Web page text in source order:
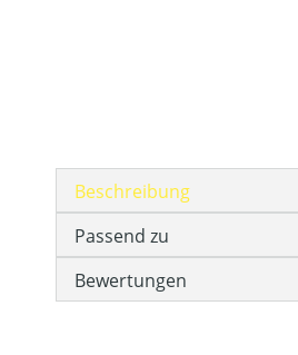
Beschreibung
Passend zu
Bewertungen